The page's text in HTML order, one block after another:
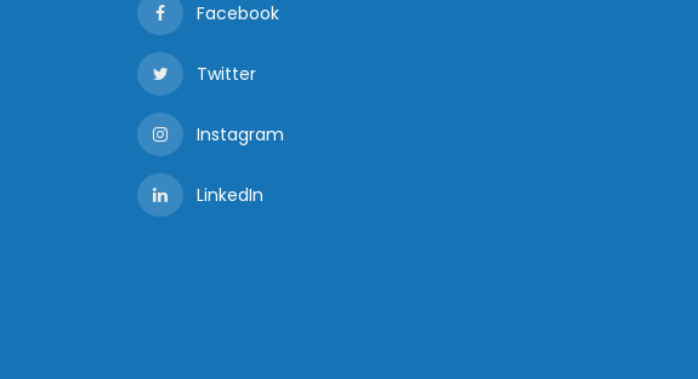
Facebook
Twitter
Instagram
LinkedIn